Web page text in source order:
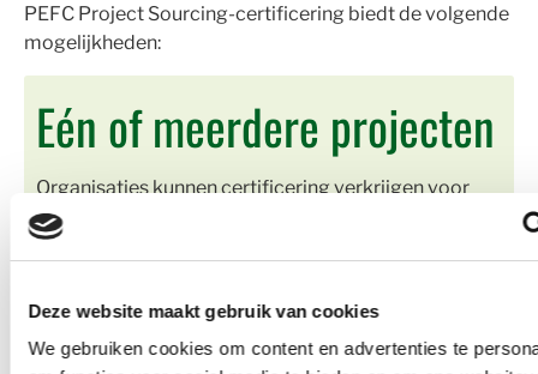
Deze website maakt gebruik van cookies
We gebruiken cookies om content en advertenties te
PEFC Project Sourcing-certificering biedt de volgende
mogelijkheden:
Eén of meerdere projecten
Organisaties kunnen certificering verkrijgen voor
een individueel project of kiezen voor een systeem
van continue certificering als ze meerdere projecten